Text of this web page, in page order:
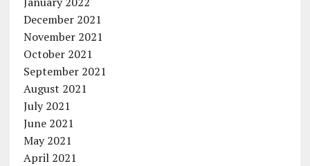
December 2021
November 2021
October 2021
September 2021
August 2021
July 2021
June 2021
May 2021
April 2021